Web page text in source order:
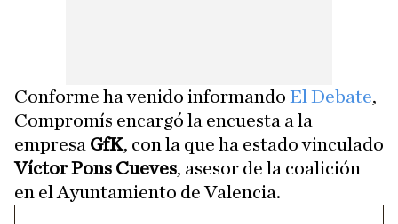
Conforme ha venido informando El Debate,
Compromís encargó la encuesta a la
empresa GfK, con la que ha estado vinculado
Víctor Pons Cueves, asesor de la coalición
en el Ayuntamiento de Valencia.